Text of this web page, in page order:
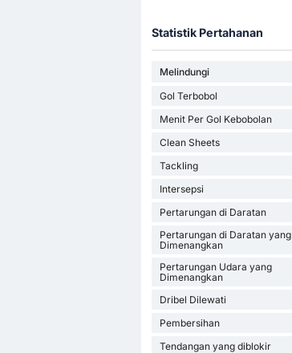
Statistik Pertahanan
Melindungi
Gol Terbobol
Menit Per Gol Kebobolan
Clean Sheets
Tackling
Intersepsi
Pertarungan di Daratan
Pertarungan di Daratan yang
Dimenangkan
Pertarungan Udara yang
Dimenangkan
Dribel Dilewati
Pembersihan
Tendangan yang diblokir